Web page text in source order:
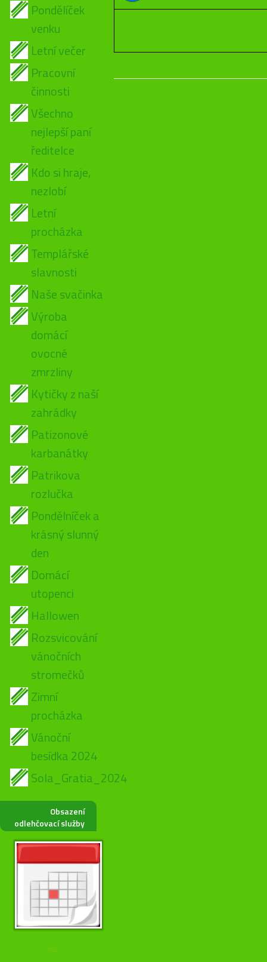
Pondělíček
venku
Letní večer
Pracovní
činnosti
Všechno
nejlepší paní
ředitelce
Kdo si hraje,
nezlobí
Letní
procházka
Templářské
slavnosti
Naše svačinka
Výroba
domácí
ovocné
zmrzliny
Kytičky z naší
zahrádky
Patizonové
karbanátky
Patrikova
rozlučka
Pondělníček a
krásný slunný
den
Domácí
utopenci
Hallowen
Rozsvicování
vánočních
stromečků
Zimní
procházka
Vánoční
besídka 2024
Sola_Gratia_2024
Obsazení
odlehčovací služby
RSS